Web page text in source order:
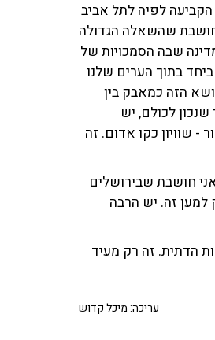
לפיה לתל אביב
חושבת שהשאלה הגדולה
שבה הסמכויות של
בתוך הערים שלנו
הזה כמאבק בין
לכולם, יש
- שוויון כקו אדום. זה
חושבת שבירושלים
למען זה. יש הרבה
הדתית. זה רק מעיד
עריכה: מיכל קדוש